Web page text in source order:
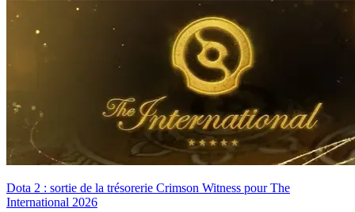
Dota 2 : sortie de la trésorerie Crimson Witness pour The
International 2026